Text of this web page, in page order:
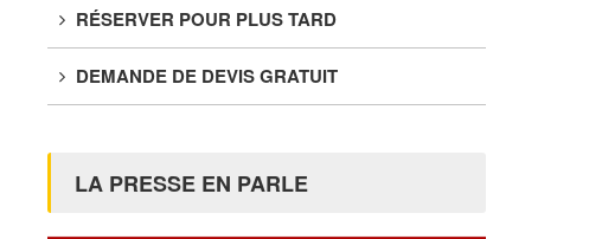
RÉSERVER POUR PLUS TARD
DEMANDE DE DEVIS GRATUIT
LA PRESSE EN PARLE